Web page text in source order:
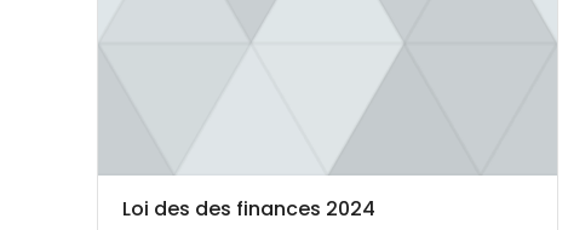
Catégorie de cours
Nom du cours
Loi des des finances 2024